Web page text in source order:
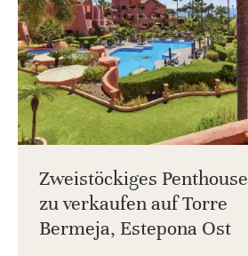
Zweistöckiges Penthouse
zu verkaufen auf Torre
Bermeja, Estepona Ost